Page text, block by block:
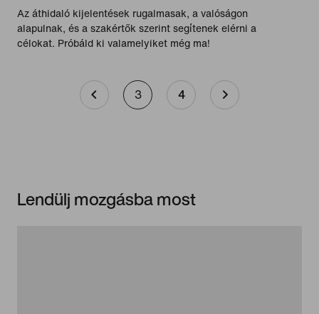
Az áthidaló kijelentések rugalmasak, a valóságon
alapulnak, és a szakértők szerint segítenek elérni a
célokat. Próbáld ki valamelyiket még ma!
3 4
Lendülj mozgásba most